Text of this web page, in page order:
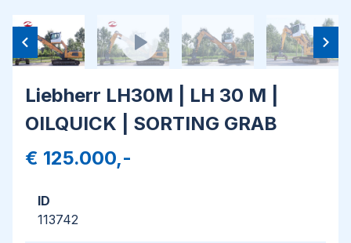
Liebherr LH30M | LH 30 M |
OILQUICK | SORTING GRAB
€ 125.000,-
ID
113742